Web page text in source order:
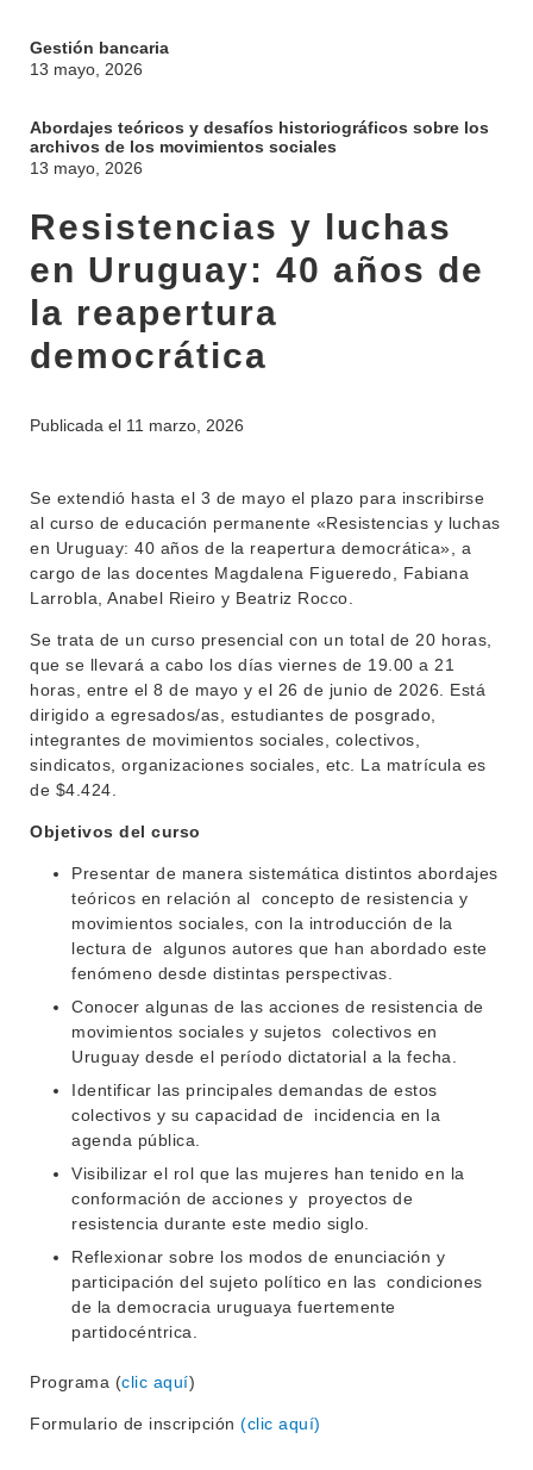
ENSEÑANZA
INVESTIGACIÓN
EXTENSIÓN
SERVICIOS
LLAMADOS
NOTICIAS
CONTACTO
BEDELÍA
OFERTA DE GRADO
EDUCACIÓN PERMANENTE
MOVILIDAD ACADÉMICA
BIBLIOTECA
Gestión bancaria
13 mayo, 2026
Abordajes teóricos y desafíos historiográficos sobre los
archivos de los movimientos sociales
13 mayo, 2026
Resistencias y luchas
en Uruguay: 40 años de
la reapertura
democrática
Publicada el 11 marzo, 2026
Se extendió hasta el 3 de mayo el plazo para inscribirse
al curso de educación permanente «Resistencias y luchas
en Uruguay: 40 años de la reapertura democrática», a
cargo de las docentes Magdalena Figueredo, Fabiana
Larrobla, Anabel Rieiro y Beatriz Rocco.
Se trata de un curso presencial con un total de 20 horas,
que se llevará a cabo los días viernes de 19.00 a 21
horas, entre el 8 de mayo y el 26 de junio de 2026. Está
dirigido a egresados/as, estudiantes de posgrado,
integrantes de movimientos sociales, colectivos,
sindicatos, organizaciones sociales, etc. La matrícula es
de $4.424.
Objetivos del curso
Presentar de manera sistemática distintos abordajes
teóricos en relación al concepto de resistencia y
movimientos sociales, con la introducción de la
lectura de algunos autores que han abordado este
fenómeno desde distintas perspectivas.
Conocer algunas de las acciones de resistencia de
movimientos sociales y sujetos colectivos en
Uruguay desde el período dictatorial a la fecha.
Identificar las principales demandas de estos
colectivos y su capacidad de incidencia en la
agenda pública.
Visibilizar el rol que las mujeres han tenido en la
conformación de acciones y proyectos de
resistencia durante este medio siglo.
Reflexionar sobre los modos de enunciación y
participación del sujeto político en las condiciones
de la democracia uruguaya fuertemente
partidocéntrica.
Programa (clic aquí)
Formulario de inscripción (clic aquí)